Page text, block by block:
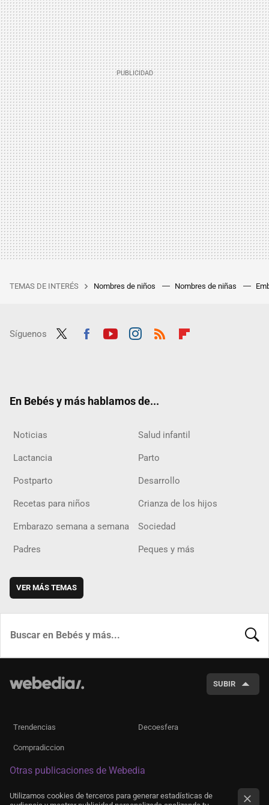
TEMAS DE INTERÉS Nombres de niños Nombres de niñas
Síguenos
En Bebés y más hablamos de...
Noticias Salud infantil
Lactancia Parto
Postparto Desarrollo
Recetas para niños Crianza de los hijos
Embarazo semana a semana Sociedad
Padres Peques y más
VER MÁS TEMAS
SUBIR
Trendencias Decoesfera
Compradiccion
Otras publicaciones de Webedia
Utilizamos cookies de terceros para generar estadísticas de